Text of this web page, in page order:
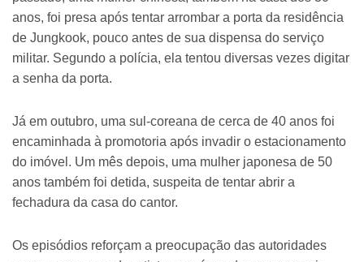
anos, foi presa após tentar arrombar a porta da residência
de Jungkook, pouco antes de sua dispensa do serviço
militar. Segundo a polícia, ela tentou diversas vezes digitar
a senha da porta.
Já em outubro, uma sul-coreana de cerca de 40 anos foi
encaminhada à promotoria após invadir o estacionamento
do imóvel. Um mês depois, uma mulher japonesa de 50
anos também foi detida, suspeita de tentar abrir a
fechadura da casa do cantor.
Os episódios reforçam a preocupação das autoridades